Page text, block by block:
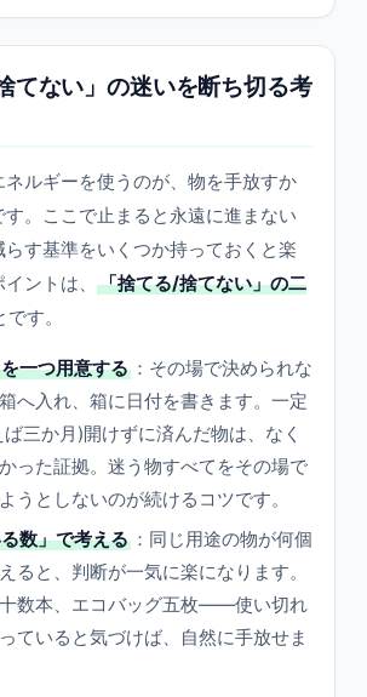
てない」の迷いを断ち切る考
ネルギーを使うのが、物を手放すか
す。ここで止まると永遠に進まない
す基準をいくつか持っておくと楽
ントは、
「捨てる/捨てない」の二
です。
一つ用意する ：その場で決められな
へ入れ、箱に日付を書きます。一定
三か月)開けずに済んだ物は、なく
った証拠。迷う物すべてをその場で
うとしないのが続けるコツです。
数」で考える ：同じ用途の物が何個
ると、判断が一気に楽になります。
数本、エコバッグ五枚——使い切れ
ていると気づけば、自然に手放せま